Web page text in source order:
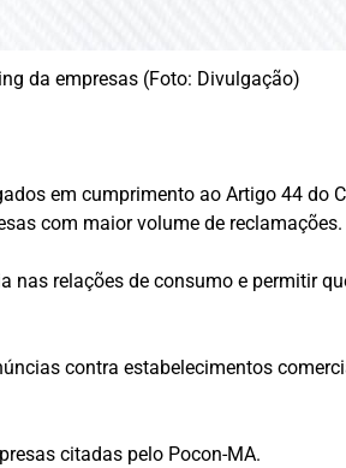
da empresas (Foto: Divulgação)
em cumprimento ao Artigo 44 do
com maior volume de reclamações.
nas relações de consumo e permitir
contra estabelecimentos
citadas pelo Pocon-MA.